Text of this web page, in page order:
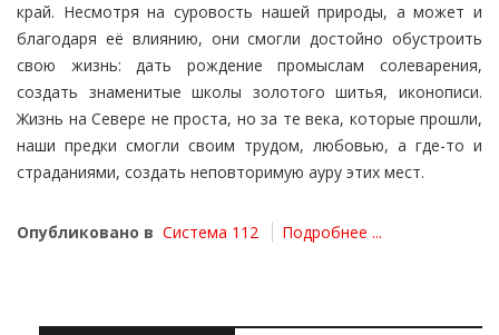
край. Несмотря на суровость нашей природы, а может и
благодаря её влиянию, они смогли достойно обустроить
свою жизнь: дать рождение промыслам солеварения,
создать знаменитые школы золотого шитья, иконописи.
Жизнь на Севере не проста, но за те века, которые прошли,
наши предки смогли своим трудом, любовью, а где-то и
страданиями, создать неповторимую ауру этих мест.
Опубликовано в Система 112 Подробнее ...